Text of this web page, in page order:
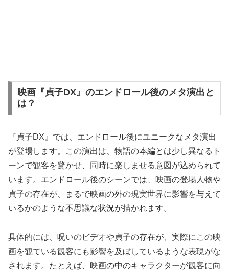
映画『貞子DX』のエンドロール後のメタ演出と
は？
『貞子DX』では、エンドロール後にユニークなメタ演出
が登場します。この演出は、物語の本編とは少し異なるト
ーンで観客を驚かせ、同時に楽しませる意図が込められて
います。エンドロール後のシーンでは、映画の登場人物や
貞子の存在が、まるで映画の外の現実世界に影響を与えて
いるかのような不思議な状況が描かれます。
具体的には、呪いのビデオや貞子の存在が、実際にこの映
画を観ている観客にも影響を及ぼしているような表現がな
されます。たとえば、映画の中のキャラクターが観客に向